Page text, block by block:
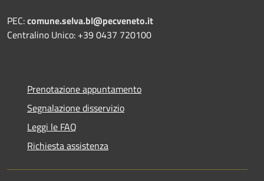
PEC:comune.selva.bl@pecveneto.it
Centralino Unico: +39 0437 720100
Prenotazione appuntamento
Segnalazione disservizio
Leggi le FAQ
Richiesta assistenza